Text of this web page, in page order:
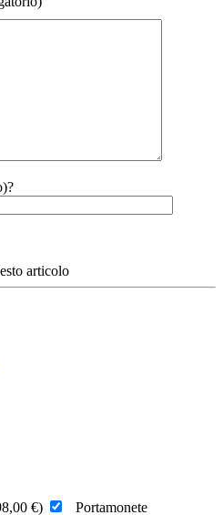
articolo
€)
Portamonete